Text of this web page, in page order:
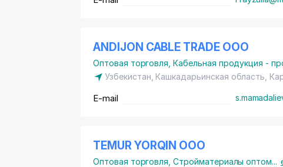
ANDIJON CABLE TRADE ООО
Оптовая торговля ,Кабельная продукция -
Узбекистан, Кашкадарьинская область,
E-mail
TEMUR YORQIN ООО
Оптовая торговля ,Стройматериалы оптом...